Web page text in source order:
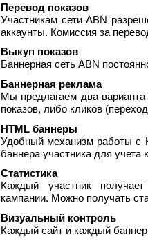
Перевод показов
Участникам сети ABN
аккаунты. Комиссия за
Выкуп показов
Баннерная сеть ABN
Баннерная реклама
Мы предлагаем два
показов, либо кликов
HTML баннеры
Удобный механизм работы с
баннера участника для
Статистика
Каждый участник
кампании. Можно получать
Визуальный контроль
Каждый сайт и каждый